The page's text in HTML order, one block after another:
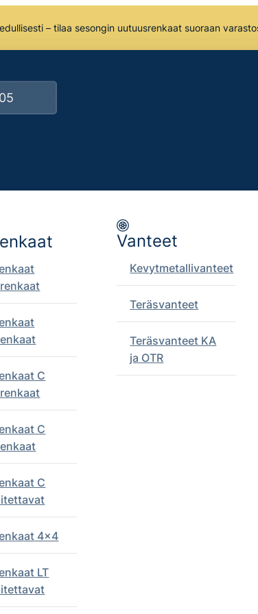
– tilaa sesongin uutuusrenkaat suoraan
C
C
C
4x4
LT
Vanteet
Kevytmetallivanteet
Teräsvanteet
Teräsvanteet KA
ja OTR